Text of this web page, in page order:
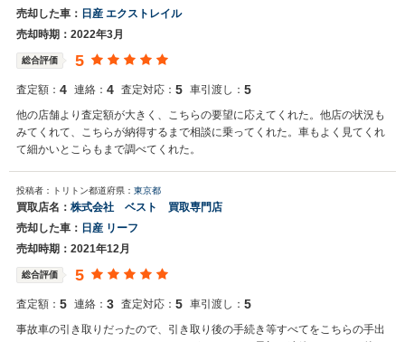
売却した車： 日産 エクストレイル
売却時期：2022年3月
総合評価 5
査定額： 4 連絡： 4 査定対応： 5 車引渡し： 5
他の店舗より査定額が大きく、こちらの要望に応えてくれた。他店の状況も
みてくれて、こちらが納得するまで相談に乗ってくれた。車もよく見てくれ
て細かいとこらもまで調べてくれた。
投稿者：トリトン都道府県： 東京都
買取店名： 株式会社 ベスト 買取専門店
売却した車： 日産 リーフ
売却時期：2021年12月
総合評価 5
査定額： 5 連絡： 3 査定対応： 5 車引渡し： 5
事故車の引き取りだったので、引き取り後の手続き等すべてをこちらの手出